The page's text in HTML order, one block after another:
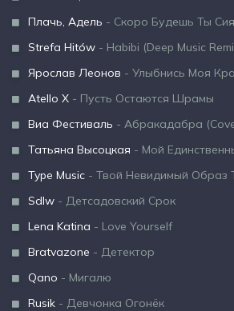
Плачь, Адель - Скоро Будешь Ты
Strefa Hitów - Habibi (Deep Music
Ярослав Леонов - Улыбнись Моя
Atello X - Пусть Остаются Шрамы
Виа Фестиваль - Абракадабра
Татьяна Высоцкая - Мой
Type Music - Твой Невидимый Образ
Sdlw - Детсадовский Срок
Lena Katina - Love Yourself
Bratvazone - Детектор
Qano - Мигалю
Rusik - Девчонка Огонёк